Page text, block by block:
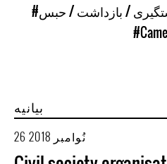
/ بازداشت / حبس
بیانیه
26 نُوامبر 2018